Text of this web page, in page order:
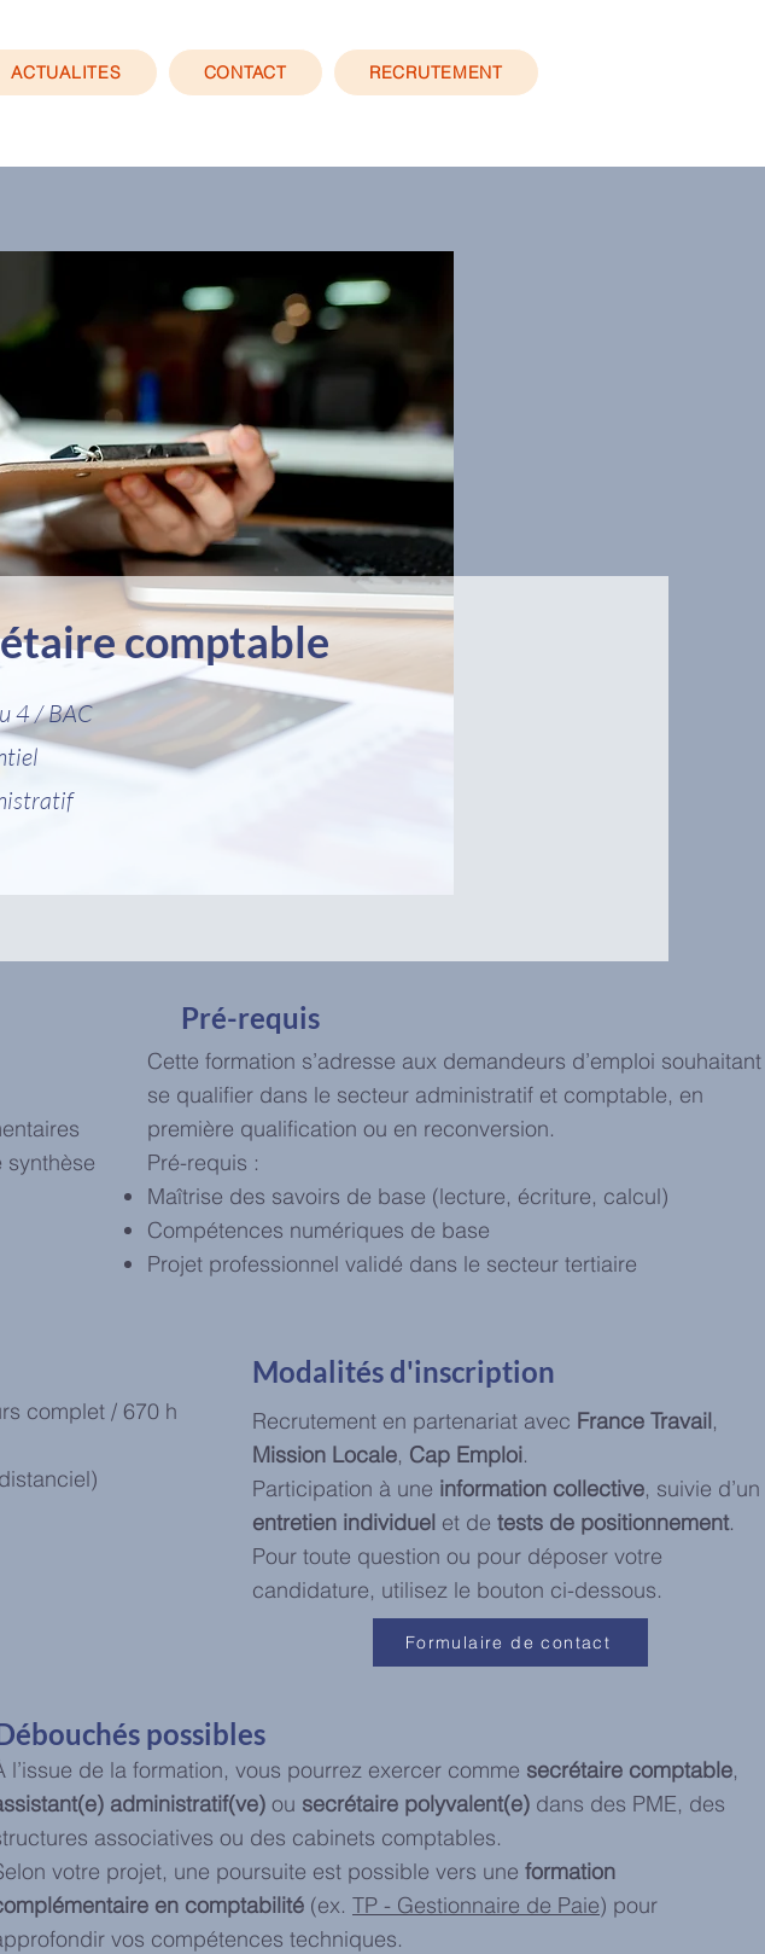
ACTUALITES CONTACT RECRUTEMENT
comptable
4 / BAC
Pré-requis
Cette formation s’adresse aux demandeurs d’emploi souhaitant
se qualifier dans le secteur administratif et comptable, en
première qualification ou en reconversion.
Pré-requis :
Maîtrise des savoirs de base (lecture, écriture, calcul)
Compétences numériques de base
Projet professionnel validé dans le secteur tertiaire
complet / 670 h
Modalités d'inscription
Recrutement en partenariat avec France Travail,
Mission Locale, Cap Emploi.
Participation à une information collective, suivie d’un
entretien individuel et de tests de positionnement.
Pour toute question ou pour déposer votre
candidature, utilisez le bouton ci-dessous.
Formulaire de contact
possibles
l’issue de la formation, vous pourrez exercer comme secrétaire comptable,
administratif(ve) ou secrétaire polyvalent(e) dans des PME, des
associatives ou des cabinets comptables.
votre projet, une poursuite est possible vers une formation
en comptabilité (ex. TP - Gestionnaire de Paie) pour
vos compétences techniques.